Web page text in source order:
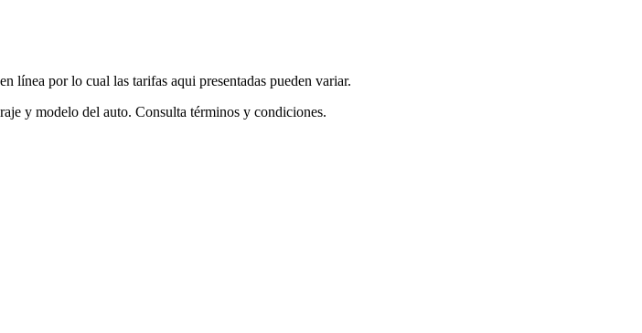
línea por lo cual las tarifas aqui presentadas pueden variar.
y modelo del auto. Consulta términos y condiciones.